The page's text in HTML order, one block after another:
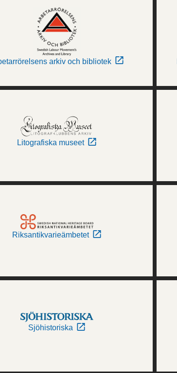
arkiv och bibliotek
Litografiska museet
Riksantikvarieämbetet
Sjöhistoriska